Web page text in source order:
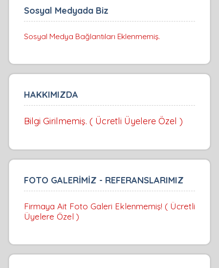
Sosyal Medyada Biz
Sosyal Medya Bağlantıları Eklenmemiş.
HAKKIMIZDA
Bilgi Girilmemiş. ( Ücretli Üyelere Özel )
FOTO GALERİMİZ - REFERANSLARIMIZ
Firmaya Ait Foto Galeri Eklenmemiş! ( Ücretli
Üyelere Özel )